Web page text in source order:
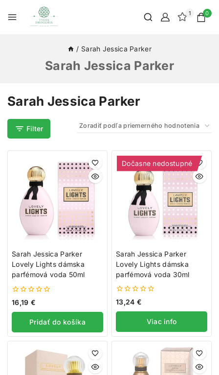
1 0
/ Sarah Jessica Parker
Sarah Jessica Parker
Sarah Jessica Parker
Filter
Sarah Jessica Parker
Lovely Lights dámska
parfémová voda 50ml
0
5
16,19 €
Pridať do košíka
Dočasne nedostupné
Sarah Jessica Parker
Lovely Lights dámska
parfémová voda 30ml
0
5
13,24 €
Viac info